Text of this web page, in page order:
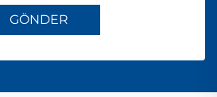
GÖNDER